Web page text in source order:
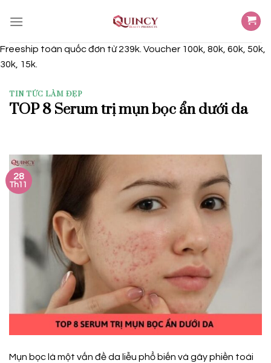
Freeship toàn quốc đơn từ 239k. Voucher 100k, 80k, 60k, 50k,
30k, 15k.
TIN TỨC LÀM ĐẸP
TOP 8 Serum trị mụn bọc ẩn dưới da
28
Th11
Mụn bọc là một vấn đề da liễu phổ biến và gây phiền toái